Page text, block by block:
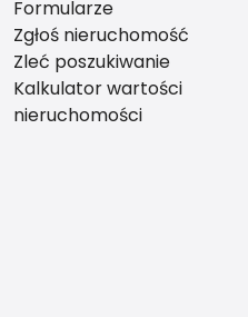
Formularze
Zgłoś nieruchomość
Zleć poszukiwanie
Kalkulator wartości
nieruchomości